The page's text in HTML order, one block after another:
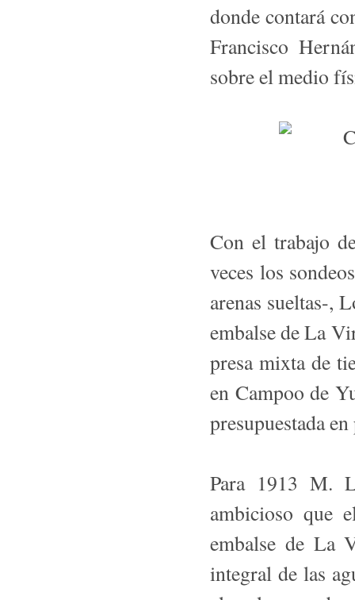
donde contará
Francisco
sobre el medio
Con el trabajo
veces los
arenas sueltas-,
embalse de La
presa mixta de
en Campoo de
presupuestada
Para 1913 M.
ambicioso que
embalse de La
integral de las